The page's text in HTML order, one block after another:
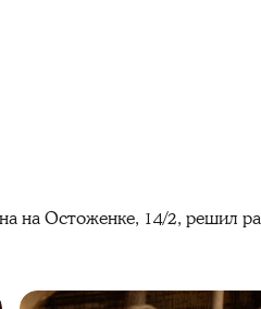
на Остоженке, 14/2, решил